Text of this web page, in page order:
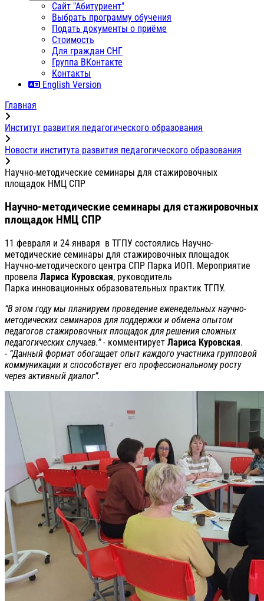
Сайт "Абитуриент"
Выбрать программу обучения
Подать документы о приёме
Стоимость
Для граждан СНГ
Группа ВКонтакте
Контакты
English Version
Главная
Институт развития педагогического образования
Новости института развития педагогического образования
Научно-методические семинары для стажировочных
площадок НМЦ СПР
Научно-методические семинары для стажировочных
площадок НМЦ СПР
11 февраля и 24 января в ТГПУ состоялись Научно-
методические семинары для стажировочных площадок
Научно-методического центра СПР Парка ИОП. Мероприятие
провела Лариса Куровская, руководитель
Парка инновационных образовательных практик ТГПУ.
“В этом году мы планируем проведение еженедельных научно-
методических семинаров для поддержки и обмена опытом
педагогов стажировочных площадок для решения сложных
педагогических случаев.”- комментирует Лариса Куровская.
- “Данный формат обогащает опыт каждого участника групповой
коммуникации и способствует его профессиональному росту
через активный диалог”.